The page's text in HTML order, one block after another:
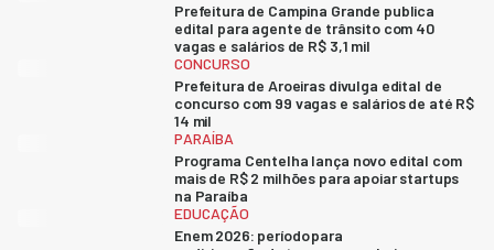
Prefeitura de Campina Grande publica
edital para agente de trânsito com 40
vagas e salários de R$ 3,1 mil
CONCURSO
Prefeitura de Aroeiras divulga edital de
concurso com 99 vagas e salários de até R$
14 mil
PARAÍBA
Programa Centelha lança novo edital com
mais de R$ 2 milhões para apoiar startups
na Paraíba
EDUCAÇÃO
Enem 2026: período para